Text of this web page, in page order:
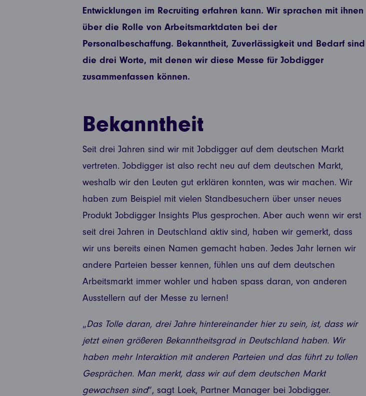
Entwicklungen im Recruiting erfahren kann. Wir sprachen mit ihnen
über die Rolle von Arbeitsmarktdaten bei der
Personalbeschaffung. Bekanntheit, Zuverlässigkeit und Bedarf sind
die drei Worte, mit denen wir diese Messe für Jobdigger
zusammenfassen können.
Bekanntheit
Seit drei Jahren sind wir mit Jobdigger auf dem deutschen Markt
vertreten. Jobdigger ist also recht neu auf dem deutschen Markt,
weshalb wir den Leuten gut erklären konnten, was wir machen. Wir
haben zum Beispiel mit vielen Standbesuchern über unser neues
Produkt Jobdigger Insights Plus gesprochen. Aber auch wenn wir erst
seit drei Jahren in Deutschland aktiv sind, haben wir gemerkt, dass
wir uns bereits einen Namen gemacht haben. Jedes Jahr lernen wir
andere Parteien besser kennen, fühlen uns auf dem deutschen
Arbeitsmarkt immer wohler und haben spass daran, von anderen
Ausstellern auf der Messe zu lernen!
„Das Tolle daran, drei Jahre hintereinander hier zu sein, ist, dass wir
jetzt einen größeren Bekanntheitsgrad in Deutschland haben. Wir
haben mehr Interaktion mit anderen Parteien und das führt zu tollen
Gesprächen. Man merkt, dass wir auf dem deutschen Markt
gewachsen sind“, sagt Loek, Partner Manager bei Jobdigger.